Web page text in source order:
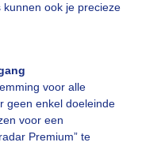
ook je precieze
voor alle
geen enkel doeleinde
voor een
Premium” te